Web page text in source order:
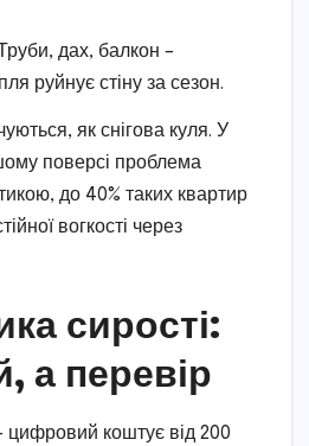
Труби, дах, балкон –
руйнує стіну за сезон.
як снігова куля. У
поверсі проблема
до 40% таких квартир
вогкості через
сирості:
а перевір
– цифровий коштує від 200